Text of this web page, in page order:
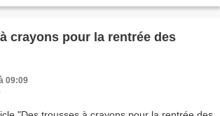
crayons pour la rentrée des
09:09